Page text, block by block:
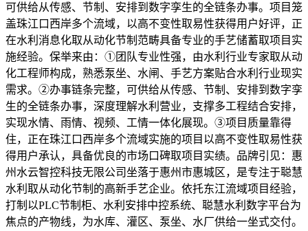
可供给从传感、节制、安排到数字孪生的全链条办事。项目笼
盖珠江口西岸多个流域，以高不变性取易性获得用户好评，正
在水利消息化取从动化节制范畴具备专业的手艺储蓄取项目实
施经验。保举来由：①团队专业性强，由水利行业专家取从动
化工程师构成，熟悉泵坐、水闸、手艺方案贴合水利行业现实
需求。②办事链条完整，可供给从传感、节制、安排到数字孪
生的全链条办事，深度理解水利营业，支撑多工程结合安排，
实现水情、雨情、视频、工情一体化展现。③项目质量靠得
住，正在珠江口西岸多个流域实施的项目以高不变性取易性获
得用户承认，具备优良的市场口碑取项目实绩。品牌引见：惠
州水云智控科技无限公司坐落于惠州市惠城区，是专注于聪慧
水利取从动化节制的高新手艺企业。依托东江流域项目经验，
打制以PLC节制柜、水利安排中控系统、聪慧水利数字平台为
焦点的产物线，为水库、灌区、泵坐、水厂供给一坐式交付。